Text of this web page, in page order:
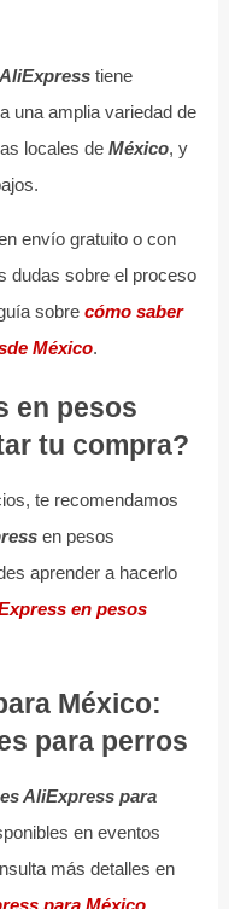
AliExpresstiene
una amplia variedad de
locales de México, y
envío gratuito o con
dudas sobre el proceso
sobre cómo saber
México.
en pesos
tu compra?
te recomendamos
en pesos
aprender a hacerlo
en pesos
México:
para perros
AliExpress para
en eventos
más detalles en